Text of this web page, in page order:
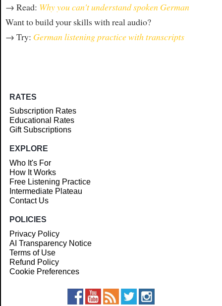
→ Read: Why you can't understand spoken German
Want to build your skills with real audio?
→ Try: German listening practice with transcripts
RATES
Subscription Rates
Educational Rates
Gift Subscriptions
EXPLORE
Who It's For
How It Works
Free Listening Practice
Intermediate Plateau
Contact Us
POLICIES
Privacy Policy
AI Transparency Notice
Terms of Use
Refund Policy
Cookie Preferences